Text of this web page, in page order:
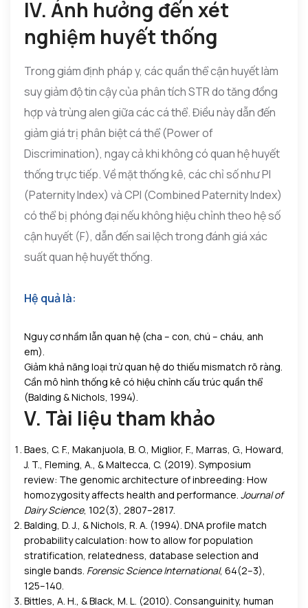
IV. Ảnh hưởng đến xét
nghiệm huyết thống
Trong giám định pháp y, các quần thể cận huyết làm
suy giảm độ tin cậy của phân tích STR do tăng đồng
hợp và trùng alen giữa các cá thể. Điều này dẫn đến
giảm giá trị phân biệt cá thể (Power of
Discrimination), ngay cả khi không có quan hệ huyết
thống trực tiếp. Về mặt thống kê, các chỉ số như PI
(Paternity Index) và CPI (Combined Paternity Index)
có thể bị phóng đại nếu không hiệu chỉnh theo hệ số
cận huyết (F), dẫn đến sai lệch trong đánh giá xác
suất quan hệ huyết thống.
Hệ quả là:
Nguy cơ nhầm lẫn quan hệ (cha – con, chú – cháu, anh
em).
Giảm khả năng loại trừ quan hệ do thiếu mismatch rõ ràng.
Cần mô hình thống kê có hiệu chỉnh cấu trúc quần thể
(Balding & Nichols, 1994).
V. Tài liệu tham khảo
Baes, C. F., Makanjuola, B. O., Miglior, F., Marras, G., Howard,
J. T., Fleming, A., & Maltecca, C. (2019). Symposium
review: The genomic architecture of inbreeding: How
homozygosity affects health and performance. Journal of
Dairy Science, 102(3), 2807–2817.
Balding, D. J., & Nichols, R. A. (1994). DNA profile match
probability calculation: how to allow for population
stratification, relatedness, database selection and
single bands. Forensic Science International, 64(2–3),
125–140.
Bittles, A. H., & Black, M. L. (2010). Consanguinity, human